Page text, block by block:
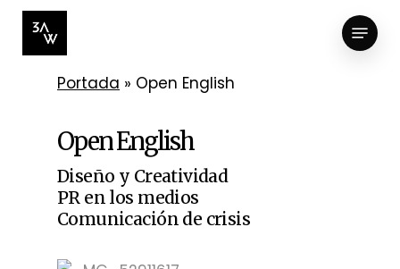
Skip
main
content
Menu
Portada » Open English
Open English
Diseño y Creatividad
PR en los medios
Comunicación de crisis
Close